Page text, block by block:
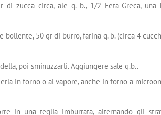
zucca circa, ale q. b., 1/2 Feta Greca, una
bollente, 50 gr di burro, farina q. b. (circa 4
poi sminuzzarli. Aggiungere sale q.b..
in forno o al vapore, anche in forno a
in una teglia imburrata, alternando gli